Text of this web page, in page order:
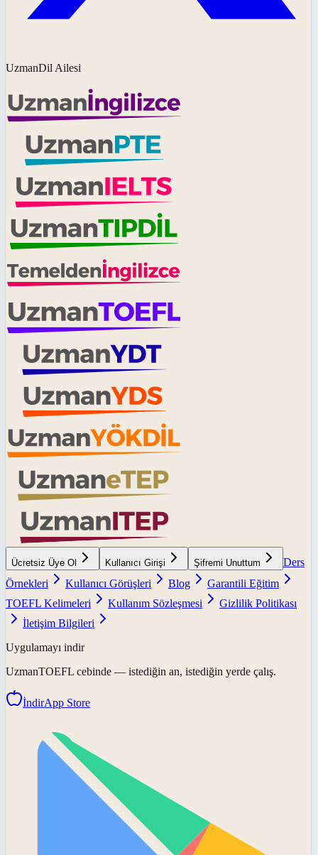
UzmanDil Ailesi
Ücretsiz Üye Ol Kullanıcı Girişi Şifremi Unuttum
Ders
Örnekleri
Kullanıcı Görüşleri Blog
Garantili Eğitim
TOEFL Kelimeleri
Kullanım Sözleşmesi
Gizlilik Politikası
İletişim Bilgileri
Uygulamayı indir
UzmanTOEFL cebinde — istediğin an, istediğin yerde çalış.
İndirApp Store